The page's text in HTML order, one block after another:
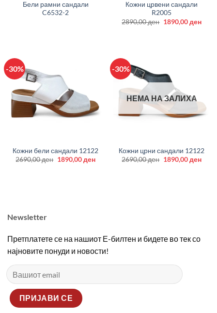
Бели рамни сандали
C6532-2
Кожни црвени сандали
R2005
2890,00ден Original
1890,00ден
-30%
Кожни бели сандали 12122
2690,00ден Original
1890,00денCurrent
-30%
НЕМА НА ЗАЛИХА
Кожни црни сандали 12122
2690,00ден Original
1890,00ден
Newsletter
Претплатете се на нашиот Е-билтен и бидете во тек со
најновите понуди и новости!